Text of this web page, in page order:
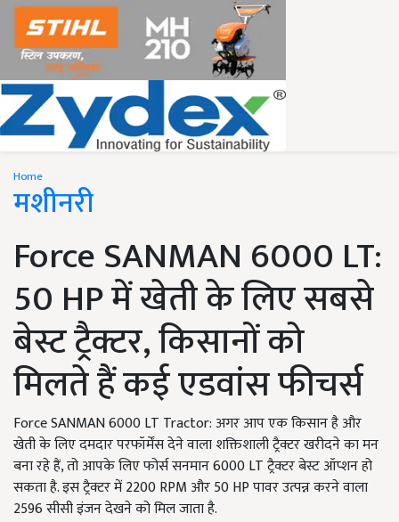
Home
मशीनरी
Force SANMAN 6000 LT:
50 HP में खेती के लिए सबसे
बेस्ट ट्रैक्टर, किसानों को
मिलते हैं कई एडवांस फीचर्स
Force SANMAN 6000 LT Tractor: अगर आप एक किसान है और
खेती के लिए दमदार परफॉर्मेंस देने वाला शक्तिशाली ट्रैक्टर खरीदने का मन
बना रहे हैं, तो आपके लिए फोर्स सनमान 6000 LT ट्रैक्टर बेस्ट ऑप्शन हो
सकता है. इस ट्रैक्टर में 2200 RPM और 50 HP पावर उत्पन्न करने वाला
2596 सीसी इंजन देखने को मिल जाता है.